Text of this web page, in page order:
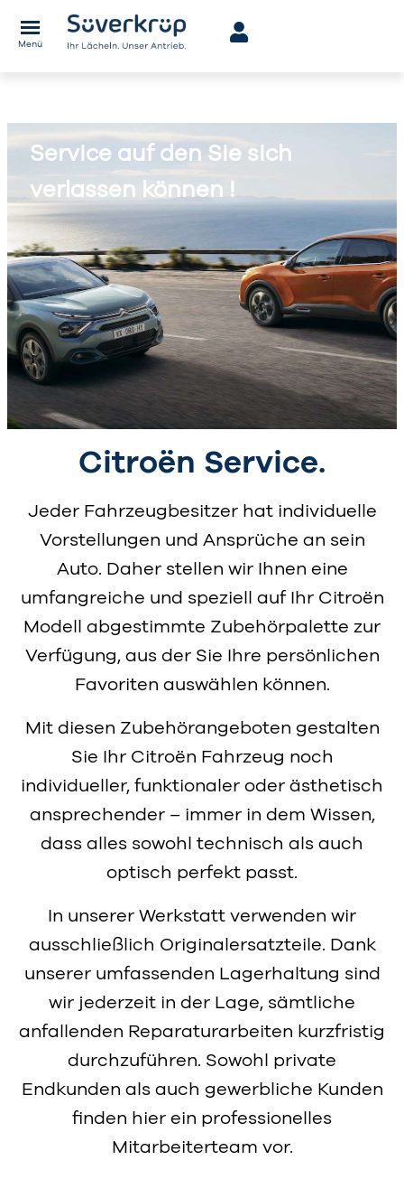
Menü
Service auf den Sie sich
verlassen können !
Citroën Service.
Jeder Fahrzeugbesitzer hat individuelle
Vorstellungen und Ansprüche an sein
Auto. Daher stellen wir Ihnen eine
umfangreiche und speziell auf Ihr Citroën
Modell abgestimmte Zubehörpalette zur
Verfügung, aus der Sie Ihre persönlichen
Favoriten auswählen können.
Mit diesen Zubehörangeboten gestalten
Sie Ihr Citroën Fahrzeug noch
individueller, funktionaler oder ästhetisch
ansprechender – immer in dem Wissen,
dass alles sowohl technisch als auch
optisch perfekt passt.
In unserer Werkstatt verwenden wir
ausschließlich Originalersatzteile. Dank
unserer umfassenden Lagerhaltung sind
wir jederzeit in der Lage, sämtliche
anfallenden Reparaturarbeiten kurzfristig
durchzuführen. Sowohl private
Endkunden als auch gewerbliche Kunden
finden hier ein professionelles
Mitarbeiterteam vor.